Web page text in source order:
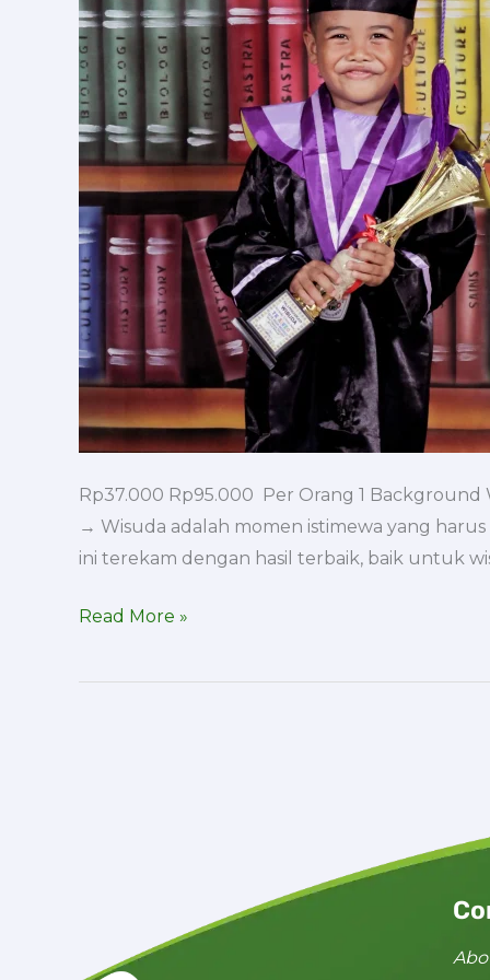
Rp37.000 Rp95.000 Per Orang 1
→ Wisuda adalah momen istimewa yang
ini terekam dengan hasil terbaik, baik untuk
Read More »